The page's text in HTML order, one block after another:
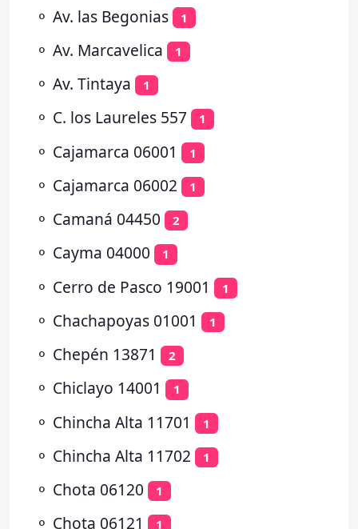
⚬ Av. las Begonias 1
⚬ Av. Marcavelica 1
⚬ Av. Tintaya 1
⚬ C. los Laureles 557 1
⚬ Cajamarca 06001 1
⚬ Cajamarca 06002 1
⚬ Camaná 04450 2
⚬ Cayma 04000 1
⚬ Cerro de Pasco 19001 1
⚬ Chachapoyas 01001 1
⚬ Chepén 13871 2
⚬ Chiclayo 14001 1
⚬ Chincha Alta 11701 1
⚬ Chincha Alta 11702 1
⚬ Chota 06120 1
⚬ Chota 06121 1